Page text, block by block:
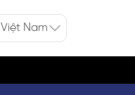
Việt Nam